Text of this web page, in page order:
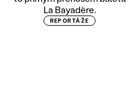
La Bayadère.
REPORTÁŽE